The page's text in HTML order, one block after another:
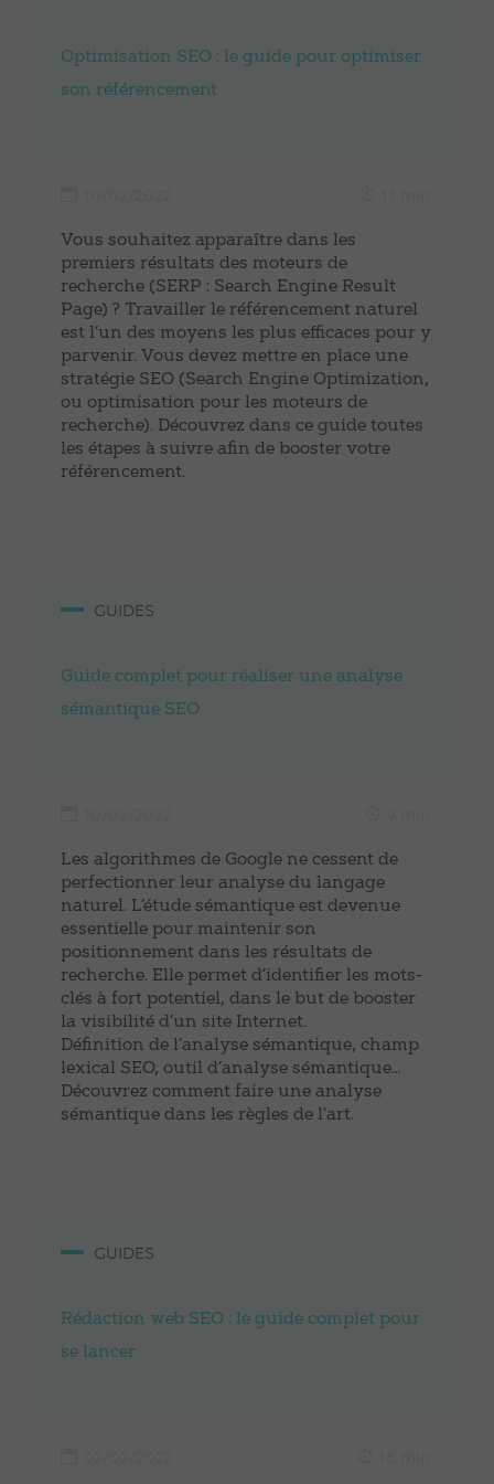
Optimisation SEO : le guide pour optimiser
son référencement
Vous souhaitez apparaître dans les
premiers résultats des moteurs de
recherche (SERP : Search Engine Result
Page) ? Travailler le référencement naturel
est l’un des moyens les plus efficaces pour y
parvenir. Vous devez mettre en place une
stratégie SEO (Search Engine Optimization,
ou optimisation pour les moteurs de
recherche). Découvrez dans ce guide toutes
les étapes à suivre afin de booster votre
référencement.
GUIDES
Guide complet pour réaliser une analyse
sémantique SEO
Les algorithmes de Google ne cessent de
perfectionner leur analyse du langage
naturel. L’étude sémantique est devenue
essentielle pour maintenir son
positionnement dans les résultats de
recherche. Elle permet d’identifier les mots-
clés à fort potentiel, dans le but de booster
la visibilité d’un site Internet.
Définition de l’analyse sémantique, champ
lexical SEO, outil d’analyse sémantique…
Découvrez comment faire une analyse
sémantique dans les règles de l’art.
GUIDES
Rédaction web SEO : le guide complet pour
se lancer